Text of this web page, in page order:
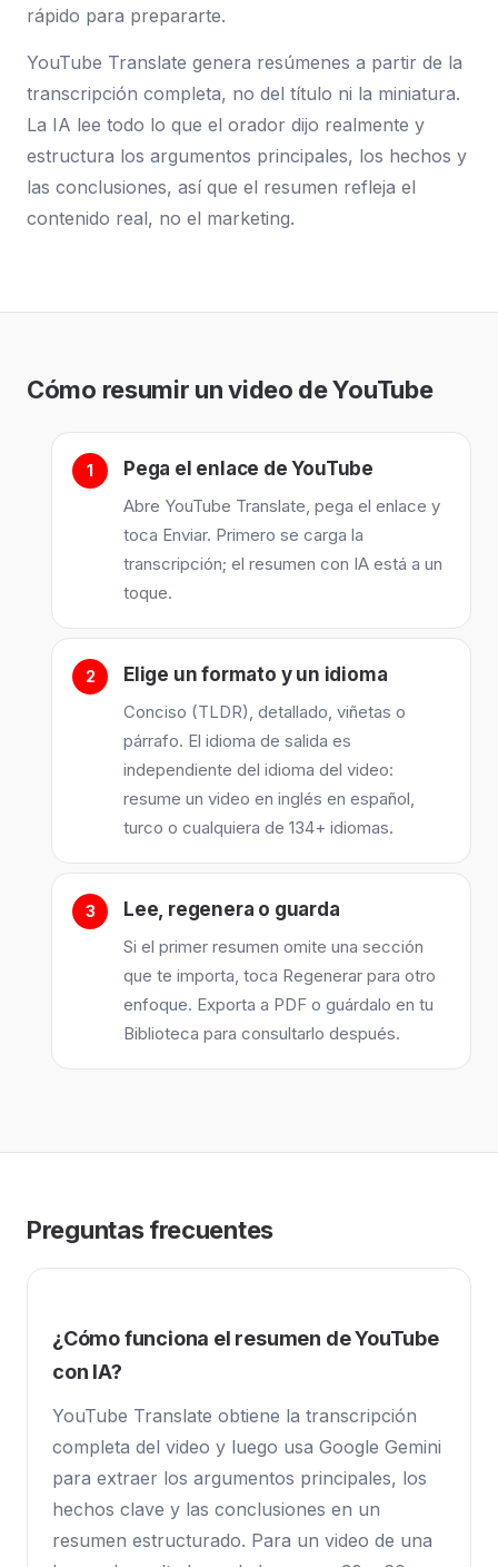
rápido para prepararte.
YouTube Translate genera resúmenes a partir de la
transcripción completa, no del título ni la miniatura.
La IA lee todo lo que el orador dijo realmente y
estructura los argumentos principales, los hechos y
las conclusiones, así que el resumen refleja el
contenido real, no el marketing.
Cómo resumir un video de YouTube
Pega el enlace de YouTube
Abre YouTube Translate, pega el enlace y
toca Enviar. Primero se carga la
transcripción; el resumen con IA está a un
toque.
Elige un formato y un idioma
Conciso (TLDR), detallado, viñetas o
párrafo. El idioma de salida es
independiente del idioma del video:
resume un video en inglés en español,
turco o cualquiera de 134+ idiomas.
Lee, regenera o guarda
Si el primer resumen omite una sección
que te importa, toca Regenerar para otro
enfoque. Exporta a PDF o guárdalo en tu
Biblioteca para consultarlo después.
Preguntas frecuentes
¿Cómo funciona el resumen de YouTube
con IA?
YouTube Translate obtiene la transcripción
completa del video y luego usa Google Gemini
para extraer los argumentos principales, los
hechos clave y las conclusiones en un
resumen estructurado. Para un video de una